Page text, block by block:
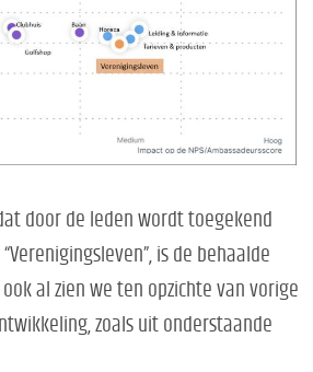
door de leden wordt toegekend
is de behaalde
al zien we ten opzichte van vorige
zoals uit onderstaande